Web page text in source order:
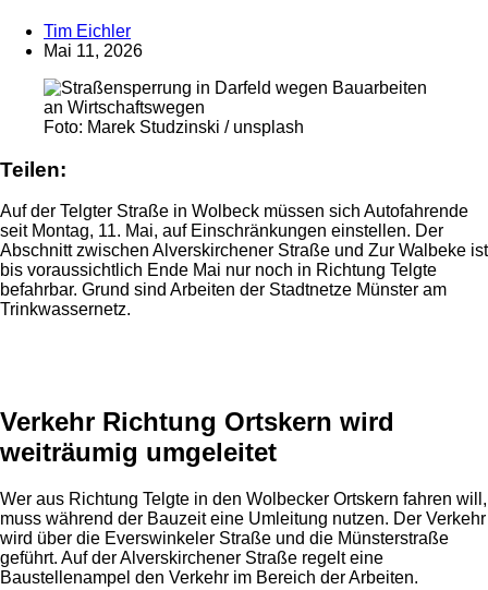
Tim Eichler
Mai 11, 2026
Foto: Marek Studzinski / unsplash
Teilen:
Auf der Telgter Straße in Wolbeck müssen sich Autofahrende
seit Montag, 11. Mai, auf Einschränkungen einstellen. Der
Abschnitt zwischen Alverskirchener Straße und Zur Walbeke ist
bis voraussichtlich Ende Mai nur noch in Richtung Telgte
befahrbar. Grund sind Arbeiten der Stadtnetze Münster am
Trinkwassernetz.
Verkehr Richtung Ortskern wird
weiträumig umgeleitet
Wer aus Richtung Telgte in den Wolbecker Ortskern fahren will,
muss während der Bauzeit eine Umleitung nutzen. Der Verkehr
wird über die Everswinkeler Straße und die Münsterstraße
geführt. Auf der Alverskirchener Straße regelt eine
Baustellenampel den Verkehr im Bereich der Arbeiten.